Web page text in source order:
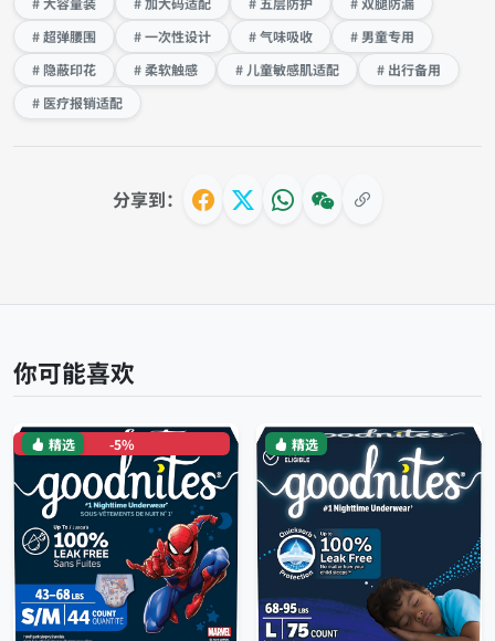
# 超弹腰围
# 一次性设计 # 气味吸收
# 男童专用
# 隐蔽印花
# 柔软触感 # 儿童敏感肌适配
# 出行备用
# 医疗报销适配
分享到：
你可能喜欢
-5%
精选 精选